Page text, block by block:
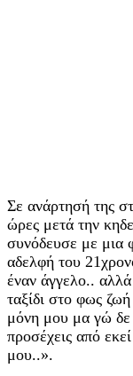
Σε ανάρτησή της
ώρες μετά την
συνόδευσε με μια
αδελφή του
έναν άγγελο..
ταξίδι στο φως
μόνη μου μα γώ δε
προσέχεις από
μου..».